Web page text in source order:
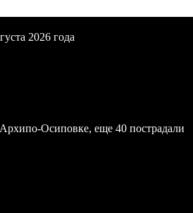
2026 года
Осиповке, еще 40 пострадали